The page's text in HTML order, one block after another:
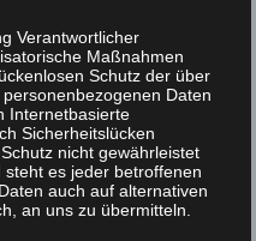
Verantwortlicher
Maßnahmen
Schutz der über
Daten
Internetbasierte
Sicherheitslücken
nicht gewährleistet
es jeder betroffenen
auch auf alternativen
an uns zu übermitteln.